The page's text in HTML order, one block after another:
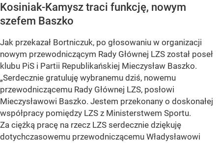
Kosiniak-Kamysz traci funkcję, nowym
szefem Baszko
Jak przekazał Bortniczuk, po głosowaniu w organizacji
nowym przewodniczącym Rady Głównej LZS został poseł
klubu PiS i Partii Republikańskiej Mieczysław Baszko.
„Serdecznie gratuluję wybranemu dziś, nowemu
przewodniczącemu Rady Głównej LZS, posłowi
Mieczysławowi Baszko. Jestem przekonany o doskonałej
współpracy pomiędzy LZS z Ministerstwem Sportu.
Za ciężką pracę na rzecz LZS serdecznie dziękuję
dotychczasowemu przewodniczącemu Władysławowi